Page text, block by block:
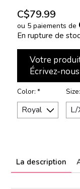
C$79.99
ou 5 paiements de
En rupture de
Votre
Écrivez-nous
Color: * Size:
La description